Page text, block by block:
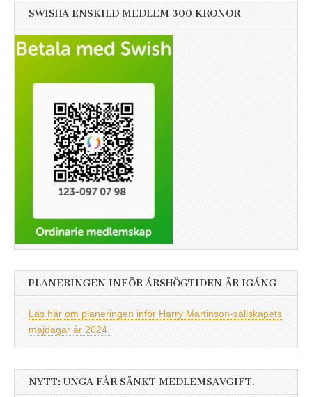
SWISHA ENSKILD MEDLEM 300 KRONOR
PLANERINGEN INFÖR ÅRSHÖGTIDEN ÄR IGÅNG
Läs här om planeringen inför Harry Martinson-sällskapets
majdagar år 2024.
NYTT: UNGA FÅR SÄNKT MEDLEMSAVGIFT.